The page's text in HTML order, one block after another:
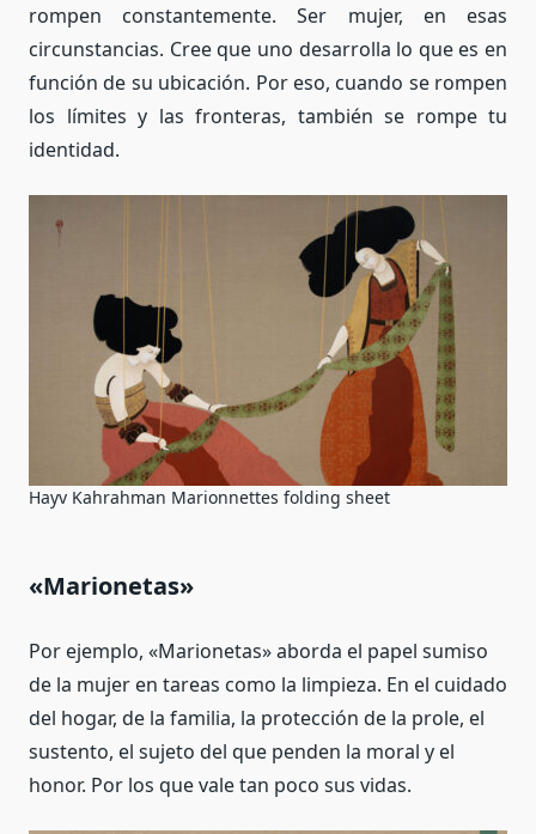
rompen constantemente. Ser mujer, en esas
circunstancias. Cree que uno desarrolla lo que es en
función de su ubicación. Por eso, cuando se rompen
los límites y las fronteras, también se rompe tu
identidad.
Hayv Kahrahman Marionnettes folding sheet
«Marionetas»
Por ejemplo, «Marionetas» aborda el papel sumiso
de la mujer en tareas como la limpieza. En el cuidado
del hogar, de la familia, la protección de la prole, el
sustento, el sujeto del que penden la moral y el
honor. Por los que vale tan poco sus vidas.